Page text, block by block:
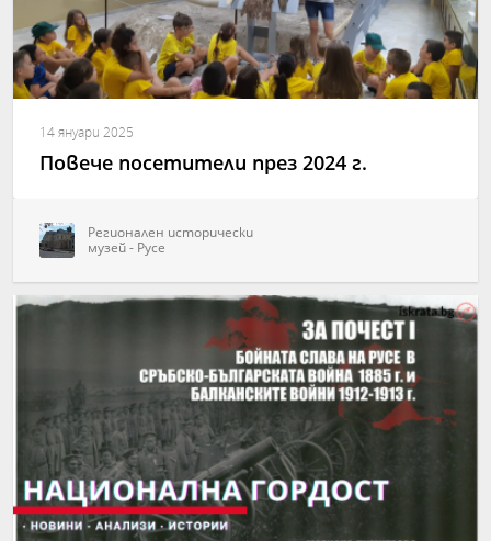
14 януари 2025
Повече посетители през 2024 г.
Регионален исторически
музей - Русе